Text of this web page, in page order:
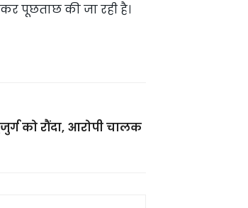
पूछताछ की जा रही है।
को रौंदा, आरोपी चालक